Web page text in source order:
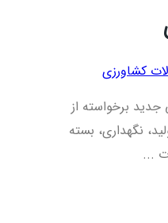
کشاورزی
جدید برخواسته از
نگهداری، بسته
...